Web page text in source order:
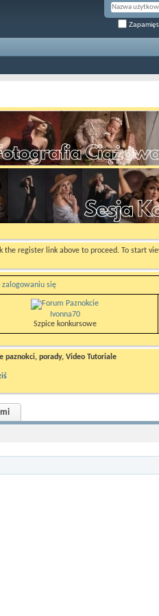
the register link above to proceed. To start
się
Ivonna70
Szpice konkursowe
porady, Video Tutoriale